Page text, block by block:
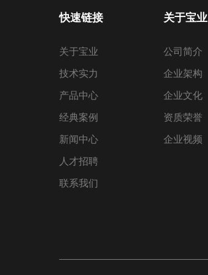
快速链接
关于宝业
技术实力
产品中心
经典案例
新闻中心
人才招聘
联系我们
关于宝业
公司简介
企业架构
企业文化
资质荣誉
企业视频